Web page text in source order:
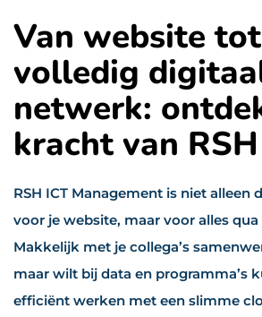
Van website tot
volledig
netwerk:
kracht van RSH
RSH ICT Management is niet alleen
voor je website, maar voor alles qua
Makkelijk met je collega’s
maar wilt bij data en programma’s
efficiënt werken met een slimme